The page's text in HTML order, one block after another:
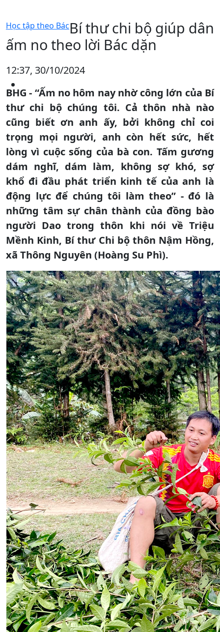
Học tập theo BácBí thư chi bộ giúp dân
ấm no theo lời Bác dặn
12:37, 30/10/2024
BHG - “Ấm no hôm nay nhờ công lớn của Bí
thư chi bộ chúng tôi. Cả thôn nhà nào
cũng biết ơn anh ấy, bởi không chỉ coi
trọng mọi người, anh còn hết sức, hết
lòng vì cuộc sống của bà con. Tấm gương
dám nghĩ, dám làm, không sợ khó, sợ
khổ đi đầu phát triển kinh tế của anh là
động lực để chúng tôi làm theo” - đó là
những tâm sự chân thành của đồng bào
người Dao trong thôn khi nói về Triệu
Mềnh Kinh, Bí thư Chi bộ thôn Nậm Hồng,
xã Thông Nguyên (Hoàng Su Phì).